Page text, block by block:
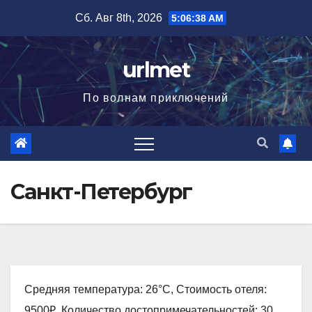
содержимому
Сб. Авг 8th, 2026 5:06:39 AM
urlmet
По волнам приключений
Санкт-Петербург
Средняя температура: 26°C, Стоимость отеля: